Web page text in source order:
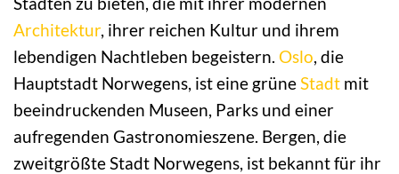
Architektur, ihrer reichen Kultur und ihrem
lebendigen Nachtleben begeistern. Oslo, die
Hauptstadt Norwegens, ist eine grüneStadt mit
beeindruckenden Museen, Parks und einer
aufregenden Gastronomieszene. Bergen, die
zweitgrößte Stadt Norwegens, ist bekannt für ihr